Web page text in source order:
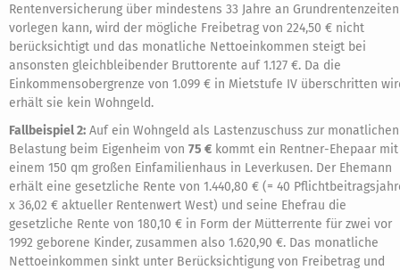
Rentenversicherung über mindestens 33 Jahre an Grundrentenzeiten
vorlegen kann, wird der mögliche Freibetrag von 224,50 € nicht
berücksichtigt und das monatliche Nettoeinkommen steigt bei
ansonsten gleichbleibender Bruttorente auf 1.127 €. Da die
Einkommensobergrenze von 1.099 € in Mietstufe IV überschritten
erhält sie kein Wohngeld.
Fallbeispiel 2: Auf ein Wohngeld als Lastenzuschuss zur monatlichen
Belastung beim Eigenheim von 75 € kommt ein Rentner-Ehepaar mit
einem 150 qm großen Einfamilienhaus in Leverkusen. Der Ehemann
erhält eine gesetzliche Rente von 1.440,80 € (= 40
x 36,02 € aktueller Rentenwert West) und seine Ehefrau die
gesetzliche Rente von 180,10 € in Form der Mütterrente für zwei vor
1992 geborene Kinder, zusammen also 1.620,90 €. Das monatliche
Nettoeinkommen sinkt unter Berücksichtigung von Freibetrag und